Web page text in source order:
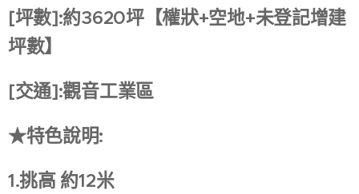
[坪數]:約3620坪【權狀+空地+未登記增建
坪數】
[交通]:觀音工業區
★特色說明:
1.挑高 約12米